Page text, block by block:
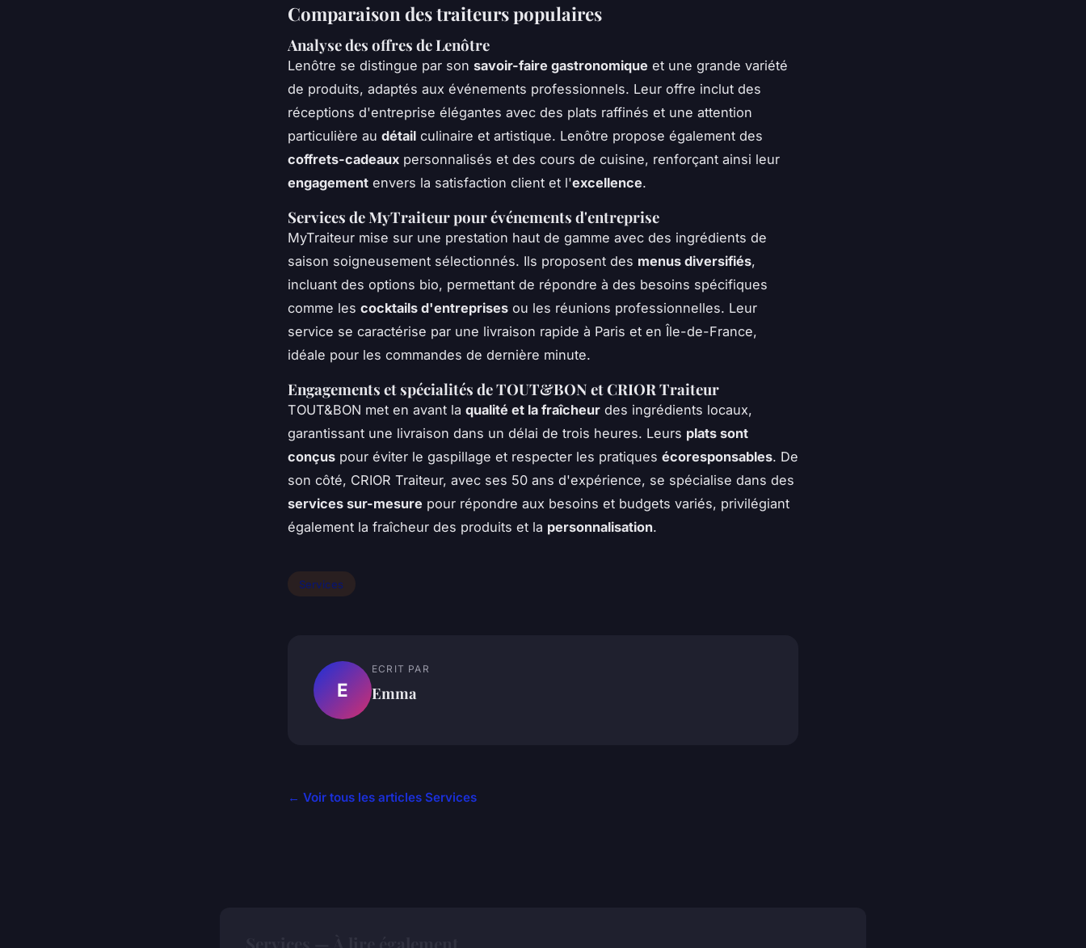
Comparaison des traiteurs populaires
Analyse des offres de Lenôtre
Lenôtre se distingue par son savoir-faire gastronomique et une grande variété
de produits, adaptés aux événements professionnels. Leur offre inclut des
réceptions d'entreprise élégantes avec des plats raffinés et une attention
particulière au détail culinaire et artistique. Lenôtre propose également des
coffrets-cadeaux personnalisés et des cours de cuisine, renforçant ainsi leur
engagement envers la satisfaction client et l'excellence.
Services de MyTraiteur pour événements d'entreprise
MyTraiteur mise sur une prestation haut de gamme avec des ingrédients de
saison soigneusement sélectionnés. Ils proposent des menus diversifiés,
incluant des options bio, permettant de répondre à des besoins spécifiques
comme les cocktails d'entreprises ou les réunions professionnelles. Leur
service se caractérise par une livraison rapide à Paris et en Île-de-France,
idéale pour les commandes de dernière minute.
Engagements et spécialités de TOUT&BON et CRIOR Traiteur
TOUT&BON met en avant la qualité et la fraîcheur des ingrédients locaux,
garantissant une livraison dans un délai de trois heures. Leurs plats sont
conçus pour éviter le gaspillage et respecter les pratiques écoresponsables. De
son côté, CRIOR Traiteur, avec ses 50 ans d'expérience, se spécialise dans des
services sur-mesure pour répondre aux besoins et budgets variés, privilégiant
également la fraîcheur des produits et la personnalisation.
Services
E
ECRIT PAR
Emma
← Voir tous les articles Services